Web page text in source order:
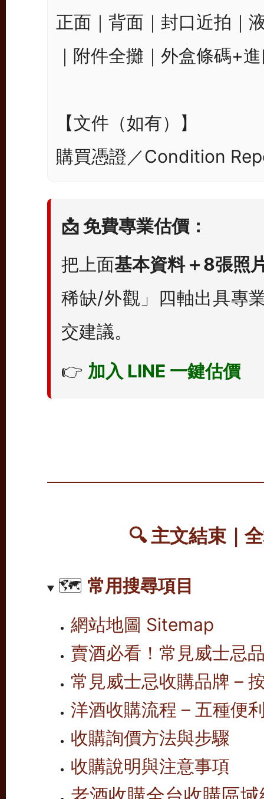
正面｜背面｜封口近拍｜
｜附件全攤｜外盒條碼+
【文件（如有）】
📩 免費專業估價：
把上面基本資料＋8張照
稀缺/外觀」四軸出具專
交建議。
👉 加入 LINE 一鍵估價
🔍主文結束｜
🗺️ 常用搜尋項目
網站地圖 Sitemap
賣酒必看！常見威士忌
常見威士忌收購品牌 –
洋酒收購流程 – 五種便
收購詢價方法與步驟
收購說明與注意事項